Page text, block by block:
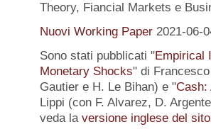
Theory, Fiancial Markets e
Nuovi Working Paper 2021-06-
Sono stati pubblicati "Empirical
Monetary Shocks" di
Gautier e H. Le Bihan) e "Cash:
Lippi (con F. Alvarez, D.
veda la versione inglese del sito